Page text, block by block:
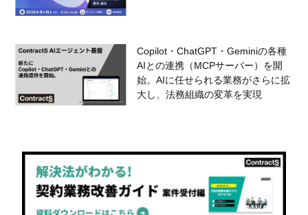
Copilot・ChatGPT・Geminiの各種
AIとの連携（MCPサーバー）を開
始。AIに任せられる業務がさらに拡
大し、法務組織の変革を実現